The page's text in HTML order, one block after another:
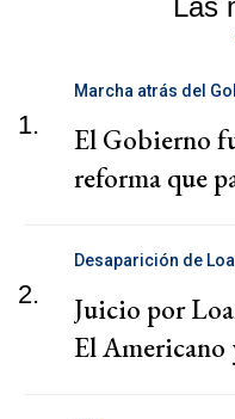
Las
1.
Marcha atrás del
El Gobierno
reforma que
2.
Desaparición de
Juicio por
El Americano